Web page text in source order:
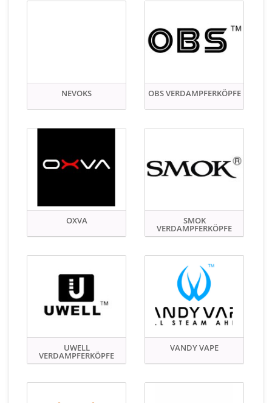
NEVOKS OBS VERDAMPFERKÖPFE
OXVA SMOK
VERDAMPFERKÖPFE
UWELL
VERDAMPFERKÖPFE
VANDY VAPE